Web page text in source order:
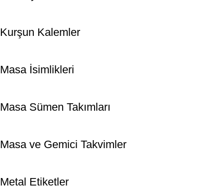
Kurşun Kalemler
Masa İsimlikleri
Masa Sümen Takımları
Masa ve Gemici Takvimler
Metal Etiketler